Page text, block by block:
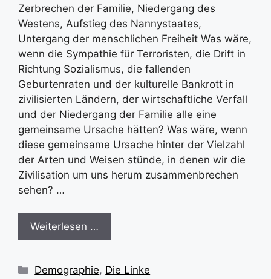
Zerbrechen der Familie, Niedergang des
Westens, Aufstieg des Nannystaates,
Untergang der menschlichen Freiheit Was wäre,
wenn die Sympathie für Terroristen, die Drift in
Richtung Sozialismus, die fallenden
Geburtenraten und der kulturelle Bankrott in
zivilisierten Ländern, der wirtschaftliche Verfall
und der Niedergang der Familie alle eine
gemeinsame Ursache hätten? Was wäre, wenn
diese gemeinsame Ursache hinter der Vielzahl
der Arten und Weisen stünde, in denen wir die
Zivilisation um uns herum zusammenbrechen
sehen? …
Weiterlesen …
Kategorien
Demographie, Die Linke